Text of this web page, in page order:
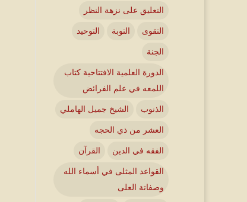
التعليق على نزهة النظر
التقوى التوبة التوحيد
الجنة
الدورة العلمية الافتتاحية كتاب
اللمعه في علم الفرائض
الذنوب الشيخ جميل الهاملي
العشر من ذي الحجه
الفقه في الدين القرآن
القواعد المثلى في أسماء الله
وصفاتة العلى